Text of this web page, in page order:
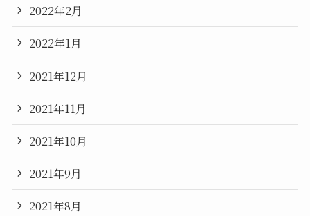
2022年2月
2022年1月
2021年12月
2021年11月
2021年10月
2021年9月
2021年8月